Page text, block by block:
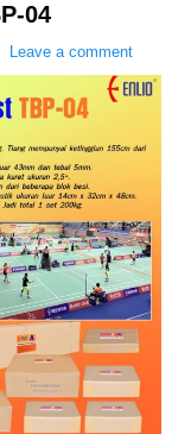
04
Leave a comment